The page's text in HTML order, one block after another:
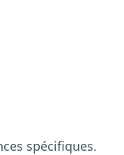
spécifiques.